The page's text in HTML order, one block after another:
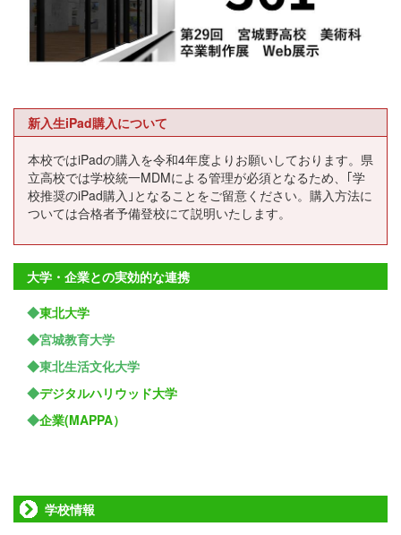
新入生iPad購入について
本校ではiPadの購入を令和4年度よりお願いしております。県
立高校では学校統一MDMによる管理が必須となるため、｢学
校推奨のiPad購入｣となることをご留意ください。購入方法に
ついては合格者予備登校にて説明いたします。
大学・企業との実効的な連携
◆東北大学
◆宮城教育大学
◆東北生活文化大学
◆デジタルハリウッド大学
◆企業(MAPPA）
学校情報